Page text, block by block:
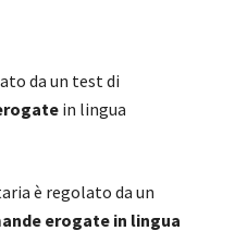
da un test di
in lingua
è regolato da un
erogate in lingua